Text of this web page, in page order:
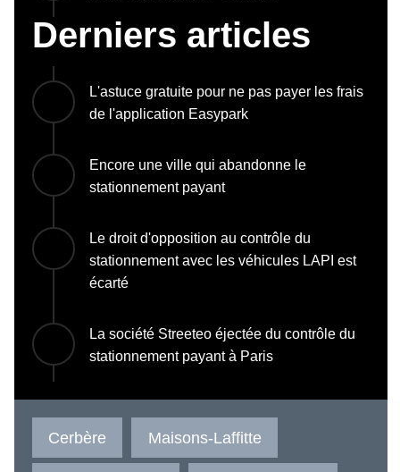
Derniers articles
L'astuce gratuite pour ne pas payer les frais
de l'application Easypark
Encore une ville qui abandonne le
stationnement payant
Le droit d'opposition au contrôle du
stationnement avec les véhicules LAPI est
écarté
La société Streeteo éjectée du contrôle du
stationnement payant à Paris
Cerbère Maisons-Laffitte